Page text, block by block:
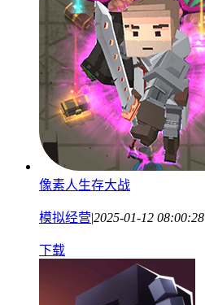
像素人生存大战
模拟经营|2025-01-12 08:00:28
下载